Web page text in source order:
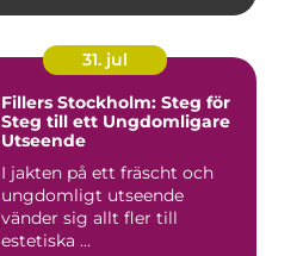
31. jul
Fillers Stockholm: Steg för
Steg till ett Ungdomligare
Utseende
I jakten på ett fräscht och
ungdomligt utseende
vänder sig allt fler till
estetiska ...